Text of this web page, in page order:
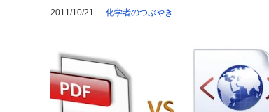
2011/10/21 化学者のつぶやき